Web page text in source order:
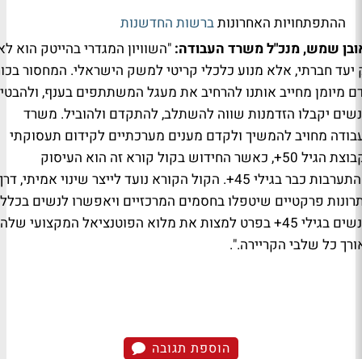
ההתפתחויות האחרונותברשות החדשנות
שמש, מנכ"ל משרד העבודה:"השוויון המגדרי בהייטק הוא
יעד חברתי, אלא מנוע כלכלי קריטי למשק הישראלי. המחסור
מיומן מחייב אותנו להרחיב את מעגל המשתתפים בענף,
יקבלו הזדמנות שווה להשתלב, להתקדם ולהוביל. משרד
מחויב להמשיך ולקדם מענים מערכתיים לקידום תעסוקתי
בקבוצת הגיל 50+, כאשר החידוש בקול קורא זה הוא העיסוק
וההתערבות כבר בגילי 45+. הקול הקורא נועד לייצר שינוי אמיתי,
פרקטיים שיטפלו בחסמים המרכזיים ויאפשרו לנשים
ולנשים בגילי 45+ בפרט למצות את מלוא הפוטנציאל המקצועי
כל שלבי הקריירה."
.
הוספת תגובה